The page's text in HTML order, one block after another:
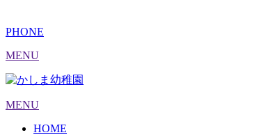
PHONE
MENU
MENU
HOME